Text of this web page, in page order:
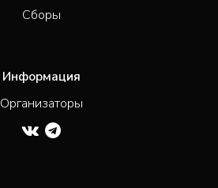
Сборы
Информация
Организаторы